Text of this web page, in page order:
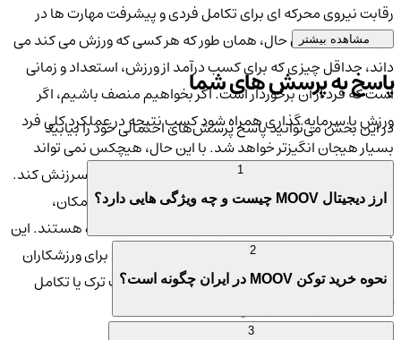
رقابت نیروی محرکه ای برای تکامل فردی و پیشرفت مهارت ها در
ورزش است. با این حال، همان طور که هر کسی که ورزش می کند می
داند، حداقل چیزی که برای کسب درآمد از ورزش، استعداد و زمانی
است که فرد از آن برخوردار است. اگر بخواهیم منصف باشیم، اگر
ورزش با سرمایه گذاری همراه شود کسب نتیجه در عملکرد کلی فرد
بسیار هیجان انگیزتر خواهد شد. با این حال، هیچکس نمی تواند
ورزشکاران را برای سرمایه گذاری یا عدم سرمایه گذاری سرزنش کند.
اغلب ورزشکاران نیازمند آموزش، خرید تجهیزات، اجاره مکان،
پرداخت هزینه اشتراک ماهانه و هزینه های سفر و غیره هستند. این
مسیر، یک راه طولانی و پرهزینه برای پایداری ورزش برای ورزشکاران
حرفه ای و آماتور است که در نهایت آن ها را به سمت ترک یا تکامل
آهسته مسیرشان سوق می دهد.
مشاهده بیشتر
پاسخ به پرسش های شما
در این بخش می‌توانید پاسخ پرسش‌های احتمالی خود را بیابید
ارز دیجیتال MOOV چیست و چه ویژگی هایی دارد؟
نحوه خرید توکن MOOV در ایران چگونه است؟